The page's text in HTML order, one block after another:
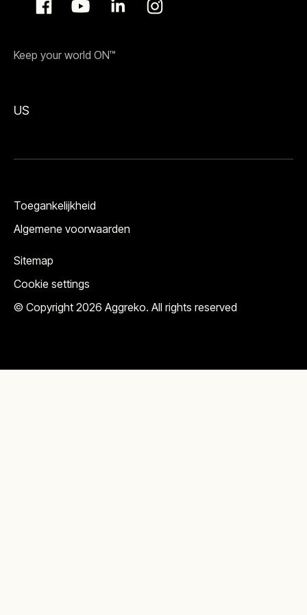
Keep your world ON™
US
© Copyright 2026 Aggreko. All rights reserved
Toegankelijkheid
Algemene voorwaarden
Sitemap
Cookie settings